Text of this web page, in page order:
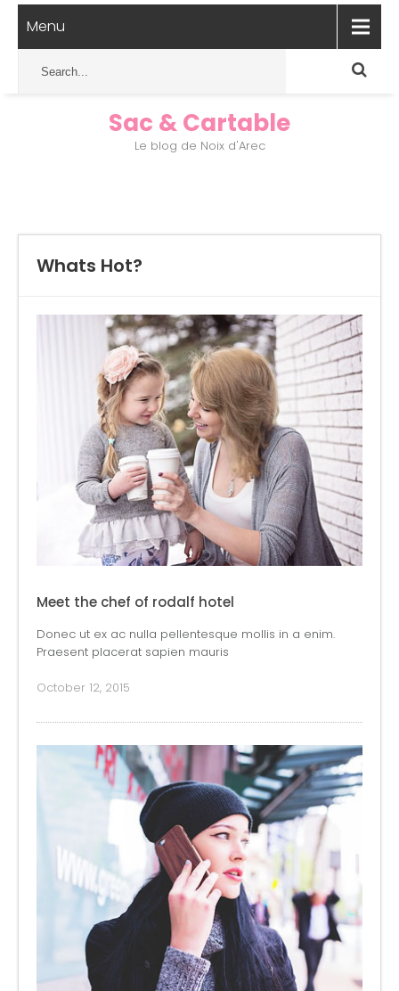
Menu
Sac & Cartable
Le blog de Noix d'Arec
Whats Hot?
Meet the chef of rodalf hotel
Donec ut ex ac nulla pellentesque mollis in a enim.
Praesent placerat sapien mauris
October 12, 2015